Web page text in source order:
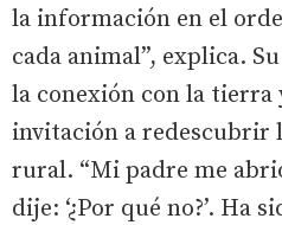
la información en el
cada animal”, explica.
la conexión con la tierra
invitación a redescubrir
rural. “Mi padre me
dije: ‘¿Por qué no?’. Ha